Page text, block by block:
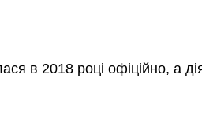
в 2018 році офіційно, а